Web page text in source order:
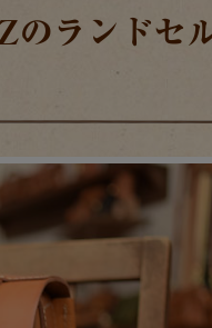
のランドセ